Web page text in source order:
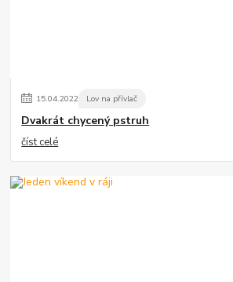
15.04.2022 Lov na přívlač
Dvakrát chycený pstruh
číst celé